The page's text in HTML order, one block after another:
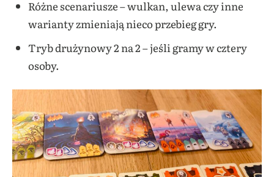
Różne scenariusze – wulkan, ulewa czy inne
warianty zmieniają nieco przebieg gry.
Tryb drużynowy 2 na 2 – jeśli gramy w cztery
osoby.